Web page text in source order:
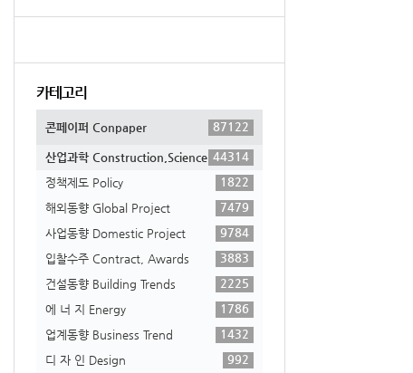
카테고리
콘페이퍼 Conpaper 87122
산업과학 Construction,Science 44314
정책제도 Policy
1822
해외동향 Global Project
7479
사업동향 Domestic Project
9784
입찰수주 Contract, Awards
3883
건설동향 Building Trends
2225
에 너 지 Energy
1786
업계동향 Business Trend
1432
디 자 인 Design
992